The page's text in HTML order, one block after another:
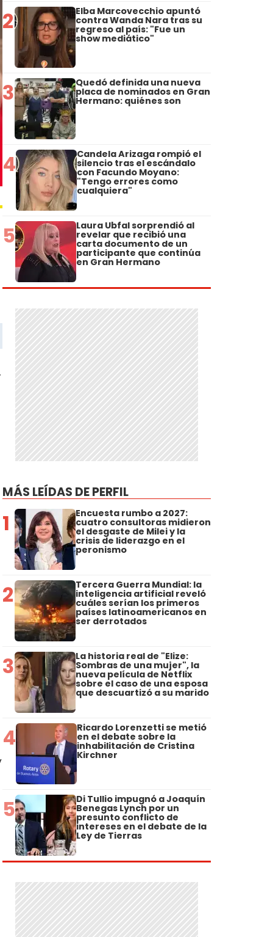
2 Elba Marcovecchio apuntó
contra Wanda Nara tras su
regreso al país: "Fue un
show mediático"
3 Quedó definida una nueva
placa de nominados en Gran
Hermano: quiénes son
4 Candela Arizaga rompió el
silencio tras el escándalo
con Facundo Moyano:
"Tengo errores como
cualquiera"
5 Laura Ubfal sorprendió al
revelar que recibió una
carta documento de un
participante que continúa
en Gran Hermano
MÁS LEÍDAS DE PERFIL
1 Encuesta rumbo a 2027:
cuatro consultoras midieron
el desgaste de Milei y la
crisis de liderazgo en el
peronismo
2 Tercera Guerra Mundial: la
inteligencia artificial reveló
cuáles serían los primeros
países latinoamericanos en
ser derrotados
3 La historia real de "Elize:
Sombras de una mujer", la
nueva película de Netflix
sobre el caso de una esposa
que descuartizó a su marido
4 Ricardo Lorenzetti se metió
en el debate sobre la
inhabilitación de Cristina
Kirchner
5 Di Tullio impugnó a Joaquín
Benegas Lynch por un
presunto conflicto de
intereses en el debate de la
Ley de Tierras